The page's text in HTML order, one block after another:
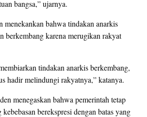
bangsa,” ujarnya.
menekankan bahwa tindakan anarkis
berkembang karena merugikan rakyat
tindakan anarkis berkembang,
hadir melindungi rakyatnya,” katanya.
menegaskan bahwa pemerintah tetap
berekspresi dengan batas yang